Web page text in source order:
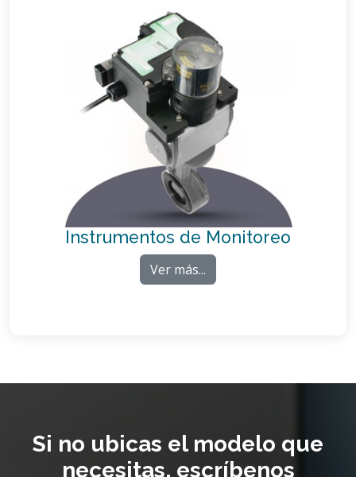
Instrumentos de Monitoreo
Ver más...
Si no ubicas el modelo que
necesitas, escríbenos